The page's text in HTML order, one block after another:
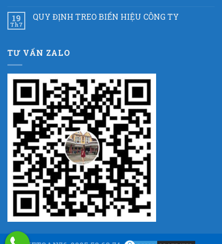
19
Th7
QUY ĐỊNH TREO BIỂN HIỆU CÔNG TY
TƯ VẤN ZALO